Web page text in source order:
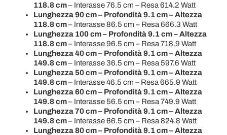
118.8 cm– Interasse 76.5 cm – Resa 614.2 Watt
Lunghezza 90 cm – Profondità 9.1 cm – Altezza
118.8 cm– Interasse 86.5 cm – Resa 666.3 Watt
Lunghezza 100 cm – Profondità 9.1 cm – Altezza
118.8 cm– Interasse 96.5 cm – Resa 718.9 Watt
Lunghezza 40 cm – Profondità 9.1 cm – Altezza
149.8 cm– Interasse 36.5 cm – Resa 597.6 Watt
Lunghezza 50 cm – Profondità 9.1 cm – Altezza
149.8 cm– Interasse 46.5 cm – Resa 665.9 Watt
Lunghezza 60 cm – Profondità 9.1 cm – Altezza
149.8 cm– Interasse 56.5 cm – Resa 749.9 Watt
Lunghezza 70 cm – Profondità 9.1 cm – Altezza
149.8 cm– Interasse 66.5 cm – Resa 824.8 Watt
Lunghezza 80 cm – Profondità 9.1 cm – Altezza